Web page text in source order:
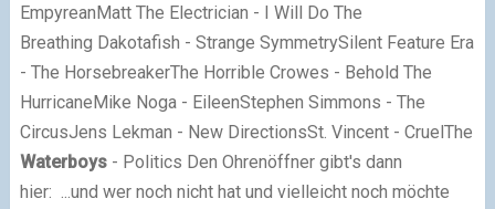
EmpyreanMatt The Electrician - I Will Do The
Breathing Dakotafish - Strange SymmetrySilent Feature Era
- The HorsebreakerThe Horrible Crowes - Behold The
HurricaneMike Noga - EileenStephen Simmons - The
CircusJens Lekman - New DirectionsSt. Vincent - CruelThe
Waterboys- Politics Den Ohrenöffner gibt's dann
hier: ...und wer noch nicht hat und vielleicht noch möchte